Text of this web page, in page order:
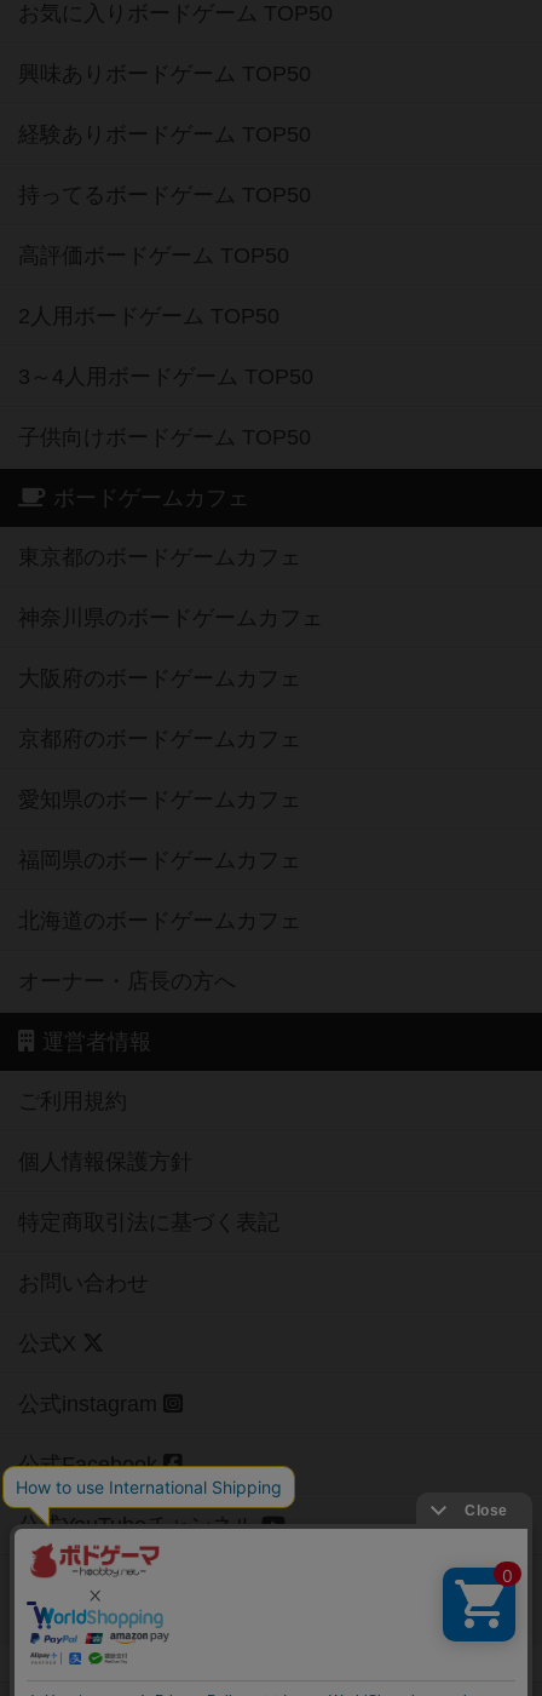
お気に入りボードゲーム TOP50
興味ありボードゲーム TOP50
経験ありボードゲーム TOP50
持ってるボードゲーム TOP50
高評価ボードゲーム TOP50
2人用ボードゲーム TOP50
3～4人用ボードゲーム TOP50
子供向けボードゲーム TOP50
ボードゲームカフェ
東京都のボードゲームカフェ
神奈川県のボードゲームカフェ
大阪府のボードゲームカフェ
京都府のボードゲームカフェ
愛知県のボードゲームカフェ
福岡県のボードゲームカフェ
北海道のボードゲームカフェ
オーナー・店長の方へ
運営者情報
ご利用規約
個人情報保護方針
特定商取引法に基づく表記
お問い合わせ
公式X
公式instagram
公式Facebook
公式YouTubeチャンネル